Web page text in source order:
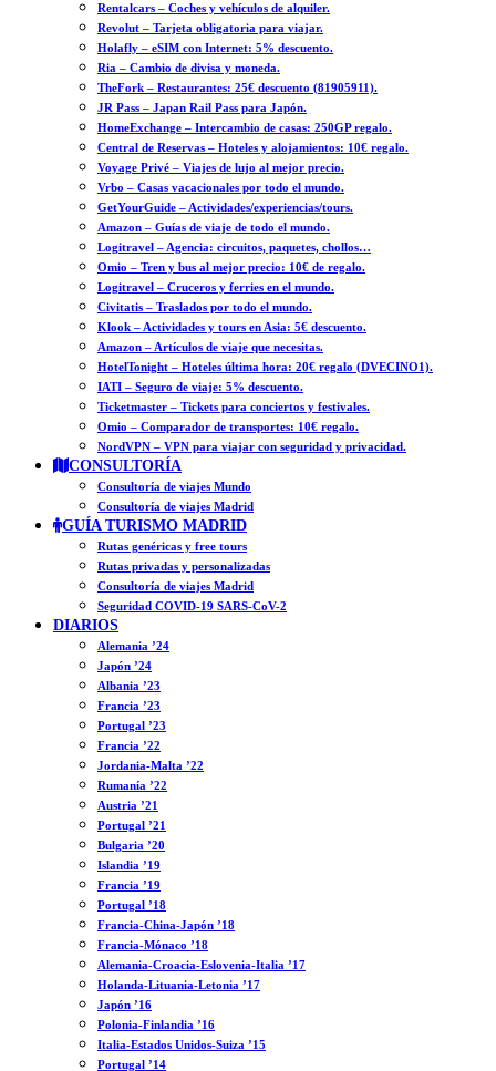
Rentalcars – Coches y vehículos de alquiler.
Revolut – Tarjeta obligatoria para viajar.
Holafly – eSIM con Internet: 5% descuento.
Ria – Cambio de divisa y moneda.
TheFork – Restaurantes: 25€ descuento (81905911).
JR Pass – Japan Rail Pass para Japón.
HomeExchange – Intercambio de casas: 250GP regalo.
Central de Reservas – Hoteles y alojamientos: 10€ regalo.
Voyage Privé – Viajes de lujo al mejor precio.
Vrbo – Casas vacacionales por todo el mundo.
GetYourGuide – Actividades/experiencias/tours.
Amazon – Guías de viaje de todo el mundo.
Logitravel – Agencia: circuitos, paquetes, chollos…
Omio – Tren y bus al mejor precio: 10€ de regalo.
Logitravel – Cruceros y ferries en el mundo.
Civitatis – Traslados por todo el mundo.
Klook – Actividades y tours en Asia: 5€ descuento.
Amazon – Artículos de viaje que necesitas.
HotelTonight – Hoteles última hora: 20€ regalo (DVECINO1).
IATI – Seguro de viaje: 5% descuento.
Ticketmaster – Tickets para conciertos y festivales.
Omio – Comparador de transportes: 10€ regalo.
NordVPN – VPN para viajar con seguridad y privacidad.
CONSULTORÍA
Consultoría de viajes Mundo
Consultoría de viajes Madrid
GUÍA TURISMO MADRID
Rutas genéricas y free tours
Rutas privadas y personalizadas
Consultoría de viajes Madrid
Seguridad COVID-19 SARS-CoV-2
DIARIOS
Alemania ’24
Japón ’24
Albania ’23
Francia ’23
Portugal ’23
Francia ’22
Jordania-Malta ’22
Rumanía ’22
Austria ’21
Portugal ’21
Bulgaria ’20
Islandia ’19
Francia ’19
Portugal ’18
Francia-China-Japón ’18
Francia-Mónaco ’18
Alemania-Croacia-Eslovenia-Italia ’17
Holanda-Lituania-Letonia ’17
Japón ’16
Polonia-Finlandia ’16
Italia-Estados Unidos-Suiza ’15
Portugal ’14